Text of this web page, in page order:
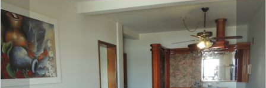
Simulador de financiamento
Negocie seu imóvel
Imóveis favoritos